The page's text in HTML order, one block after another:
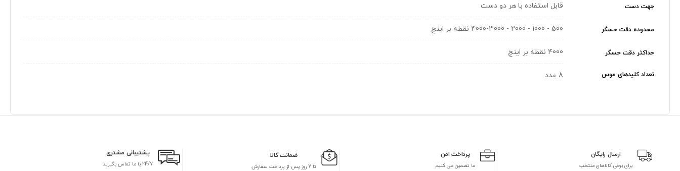
جهت دست قابل استفاده با هر دو دست
محدوده دقت حسگر 500 - 1000 - 2000 - 4000-3000 نقطه بر اینچ
حداکثر دقت حسگر 4000 نقطه بر اینچ
تعداد کلیدهای موس 8 عدد
ارسال رایگان
برای برخی کالاهای منتخب
پرداخت امن
ما تضمین می کنیم
ضمانت کالا
تا 7 روز پس از پرداخت سفارش
پشتیبانی مشتری
24/7 با ما تماس بگیرید